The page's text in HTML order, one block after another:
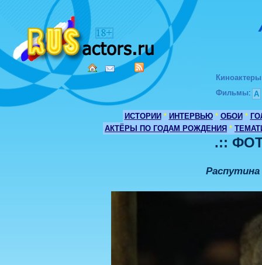
Киноактеры
Фильмы: А
ИСТОРИИ * ИНТЕРВЬЮ * ОБОИ *
АКТЁРЫ ПО ГОДАМ РОЖДЕНИЯ *
.::